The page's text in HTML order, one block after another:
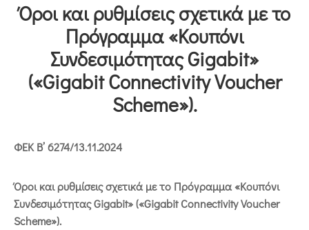
Όροι και ρυθμίσεις σχετικά με το
Πρόγραμμα «Κουπόνι
Συνδεσιμότητας Gigabit»
(«Gigabit Connectivity Voucher
Scheme»).
ΦΕΚ B’ 6274/13.11.2024
Όροι και ρυθμίσεις σχετικά με το Πρόγραμμα «Κουπόνι
Συνδεσιμότητας Gigabit» («Gigabit Connectivity Voucher
Scheme»).